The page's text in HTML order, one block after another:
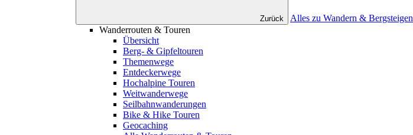
Zurück
Alles zu Wandern & Bergsteigen
Wanderrouten & Touren
Übersicht
Berg- & Gipfeltouren
Themenwege
Entdeckerwege
Hochalpine Touren
Weitwanderwege
Seilbahnwanderungen
Bike & Hike Touren
Geocaching